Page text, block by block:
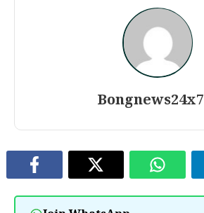
Bongnews24x7